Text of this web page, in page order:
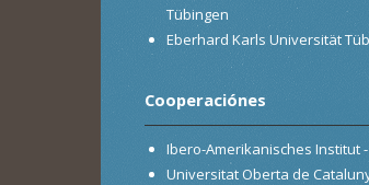
Tübingen
Eberhard Karls Universität
Cooperaciónes
Ibero-Amerikanisches Institut
Universitat Oberta de